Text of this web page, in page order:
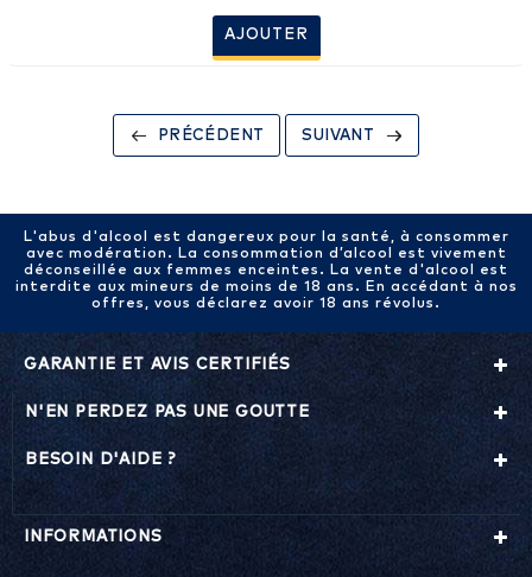
AJOUTER
PRÉCÉDENT SUIVANT
L'abus d'alcool est dangereux pour la santé, à consommer
avec modération. La consommation d’alcool est vivement
déconseillée aux femmes enceintes. La vente d'alcool est
interdite aux mineurs de moins de 18 ans. En accédant à nos
offres, vous déclarez avoir 18 ans révolus.
GARANTIE ET AVIS CERTIFIÉS
N'EN PERDEZ PAS UNE GOUTTE
BESOIN D'AIDE ?
INFORMATIONS